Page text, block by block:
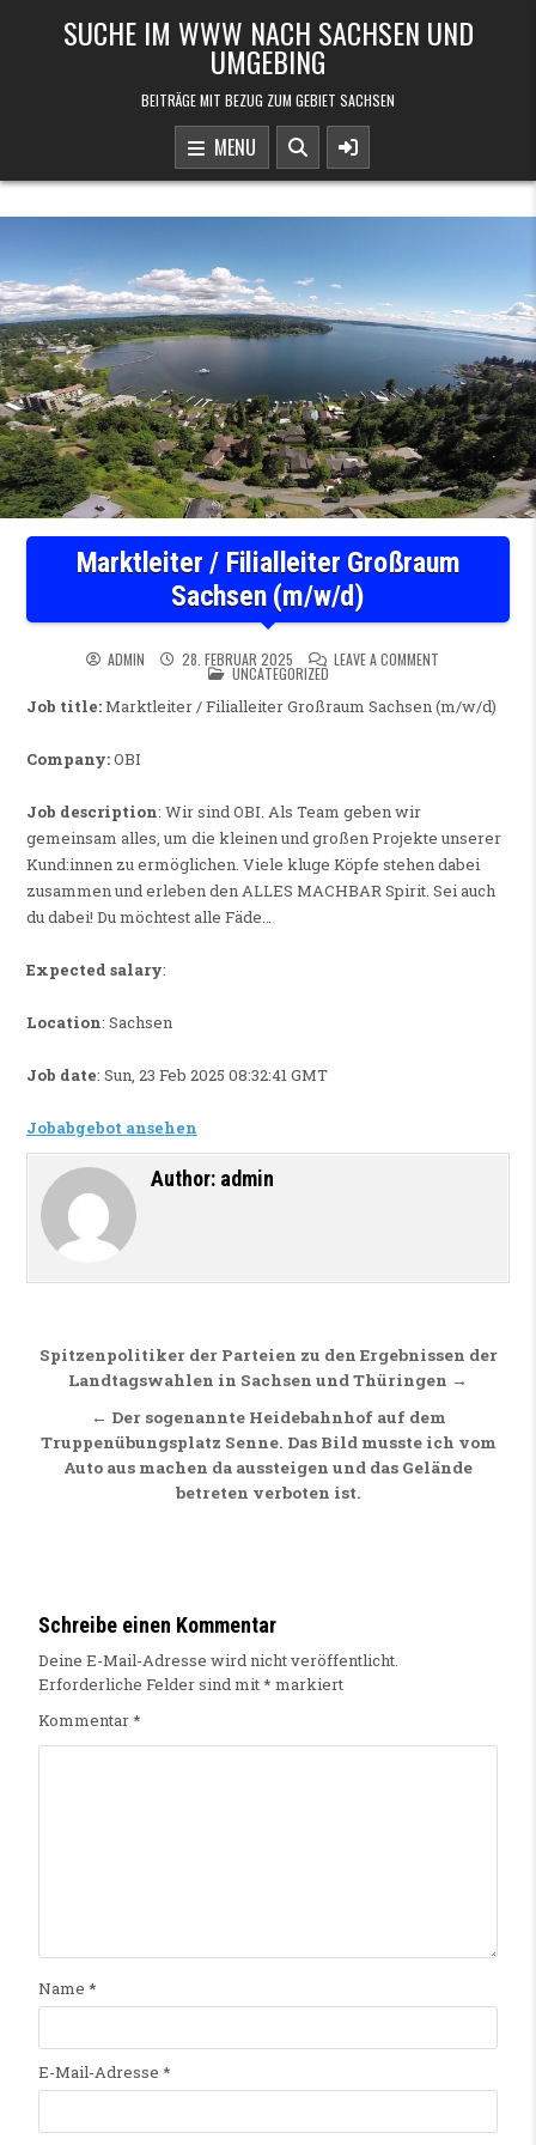
SUCHE IM WWW NACH SACHSEN UND
UMGEBING
BEITRÄGE MIT BEZUG ZUM GEBIET SACHSEN
MENU
Marktleiter / Filialleiter Großraum
Sachsen (m/w/d)
ADMIN 28. FEBRUAR 2025 LEAVE A COMMENTON
POSTED IN
UNCATEGORIZED
Job title:Marktleiter / Filialleiter Großraum Sachsen (m/w/d)
Company:OBI
Job description: Wir sind OBI. Als Team geben wir
gemeinsam alles, um die kleinen und großen Projekte unserer
Kund:innen zu ermöglichen. Viele kluge Köpfe stehen dabei
zusammen und erleben den ALLES MACHBAR Spirit. Sei auch
du dabei! Du möchtest alle Fäde…
Expected salary:
Location: Sachsen
Job date: Sun, 23 Feb 2025 08:32:41 GMT
Jobabgebot ansehen
Author: admin
Beitragsnavigation
Spitzenpolitiker der Parteien zu den Ergebnissen der
Landtagswahlen in Sachsen und Thüringen →
← Der sogenannte Heidebahnhof auf dem
Truppenübungsplatz Senne. Das Bild musste ich vom
Auto aus machen da aussteigen und das Gelände
betreten verboten ist.
Schreibe einen Kommentar
Deine E-Mail-Adresse wird nicht veröffentlicht.
Erforderliche Felder sind mit* markiert
Kommentar*
Name *
E-Mail-Adresse *